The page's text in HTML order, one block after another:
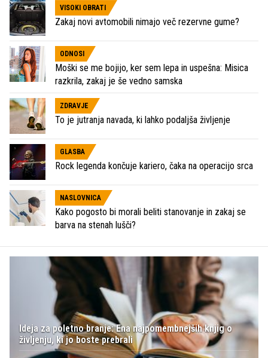
VISOKI OBRATI
Zakaj novi avtomobili nimajo več rezervne gume?
ODNOSI
Moški se me bojijo, ker sem lepa in uspešna: Misica
razkrila, zakaj je še vedno samska
ZDRAVJE
To je jutranja navada, ki lahko podaljša življenje
GLASBA
Rock legenda končuje kariero, čaka na operacijo srca
NASLOVNICA
Kako pogosto bi morali beliti stanovanje in zakaj se
barva na stenah lušči?
Ideja za poletno branje: Ena najpomembnejših knjig o
življenju, ki jo boste prebrali